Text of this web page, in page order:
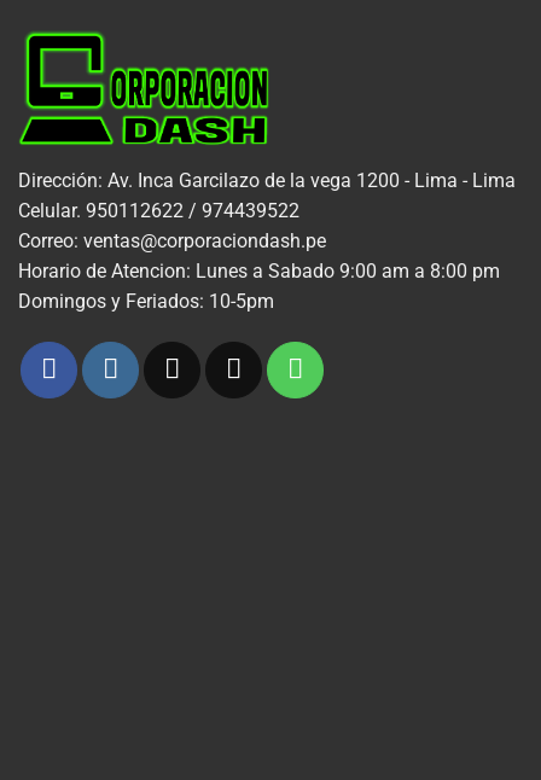
Dirección: Av. Inca Garcilazo de la vega 1200 - Lima - Lima
Celular. 950112622 / 974439522
Correo: ventas@corporaciondash.pe
Horario de Atencion: Lunes a Sabado 9:00 am a 8:00 pm
Domingos y Feriados: 10-5pm